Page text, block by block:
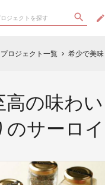
プロジェクト一覧 chevron_right 希少で美
高の味わ
のサーロイ